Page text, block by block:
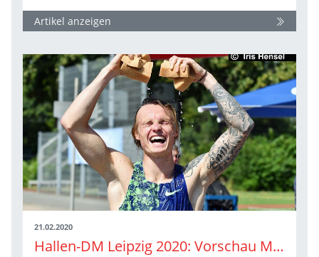
Artikel anzeigen
21.02.2020
Hallen-DM Leipzig 2020: Vorschau Männer